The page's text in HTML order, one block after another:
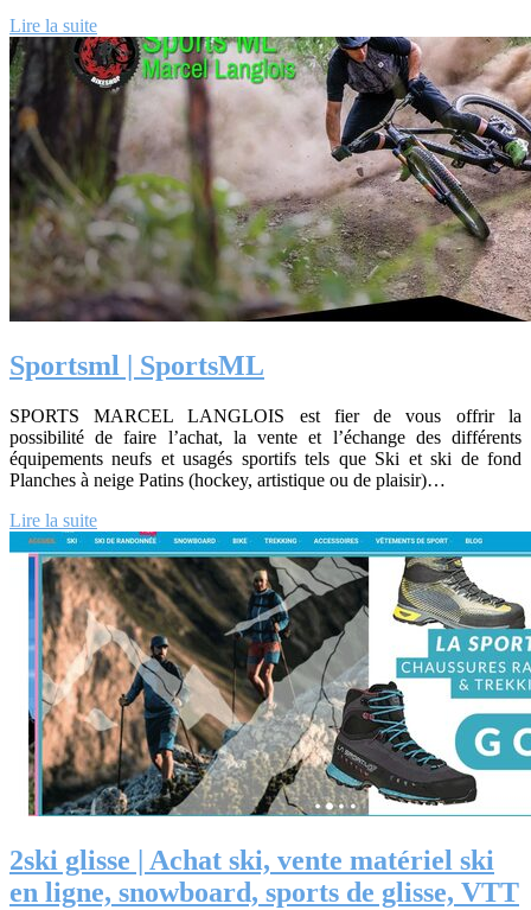
Lire la suite
Sportsml | SportsML
SPORTS MARCEL LANGLOIS est fier de vous offrir la
possibilité de faire l’achat, la vente et l’échange des différents
équipements neufs et usagés sportifs tels que Ski et ski de fond
Planches à neige Patins (hockey, artistique ou de plaisir)…
Lire la suite
2ski glisse | Achat ski, vente matériel ski
en ligne, snowboard, sports de glisse, VTT